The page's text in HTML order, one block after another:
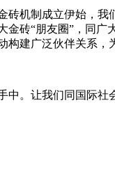
制成立伊始，我
金砖“朋友圈”，同
建广泛伙伴关系，
让我们同国际社